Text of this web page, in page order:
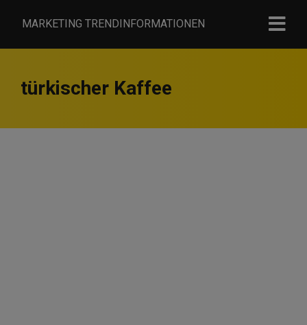
MARKETING TRENDINFORMATIONEN
türkischer Kaffee